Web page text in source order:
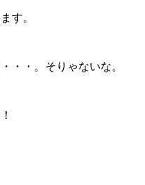
す。
・・。そりゃないな。